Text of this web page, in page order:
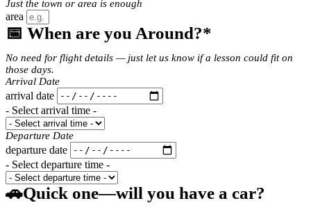
Just the town or area is enough
area
📅 When are you Around?*
No need for flight details — just let us know if a lesson could fit on
those days.
Arrival Date
arrival date
- Select arrival time -
Departure Date
departure date
- Select departure time -
🚗Quick one—will you have a car?